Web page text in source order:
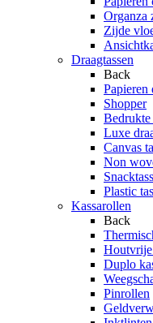
Organza
Zijde
Draagtassen
Back
Papieren
Shopper
Bedrukte
Luxe
Canvas
Non
Plastic
Kassarollen
Back
Houtvrije
Duplo
Pinrollen